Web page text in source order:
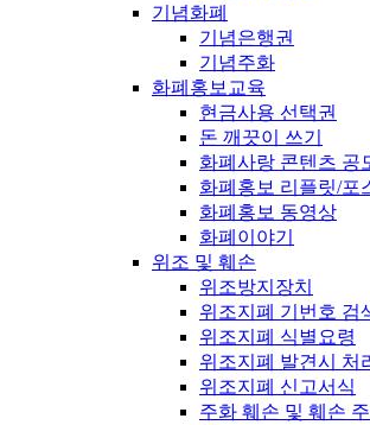
기념화폐
기념은행권
기념주화
화폐홍보교육
현금사용 선택권
돈 깨끗이 쓰기
화폐사랑 콘텐츠 공
화폐홍보 리플릿/포
화폐홍보 동영상
화폐이야기
위조 및 훼손
위조방지장치
위조지폐 기번호 검
위조지폐 식별요령
위조지폐 발견시 처
위조지폐 신고서식
주화 훼손 및 훼손